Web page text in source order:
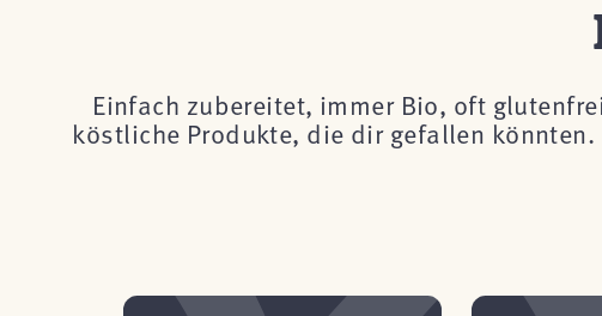
Einfach zubereitet, immer Bio, oft
köstliche Produkte, die dir gefallen